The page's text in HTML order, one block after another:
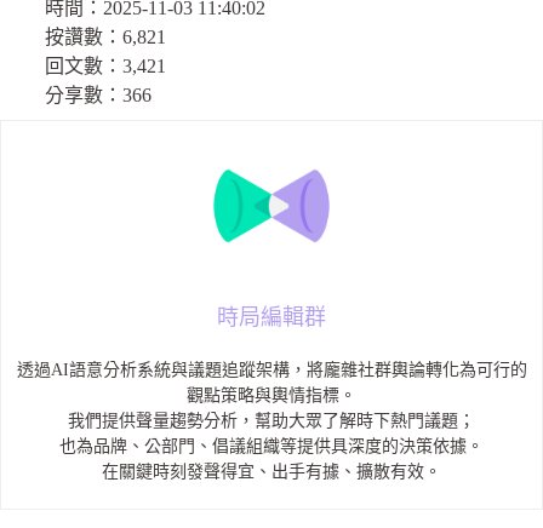
時間： 2025-11-03 11:40:02
按讚數： 6,821
回文數： 3,421
分享數：366
時局編輯群
透過AI語意分析系統與議題追蹤架構，將龐雜社群輿論轉化為可行的
觀點策略與輿情指標。
我們提供聲量趨勢分析，幫助大眾了解時下熱門議題；
也為品牌、公部門、倡議組織等提供具深度的決策依據。
在關鍵時刻發聲得宜、出手有據、擴散有效。